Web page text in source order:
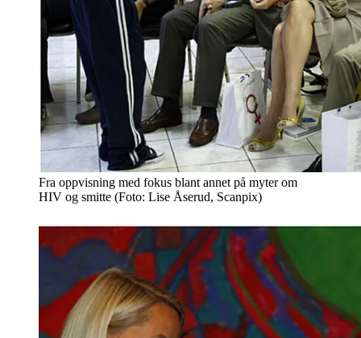
Fra oppvisning med fokus blant annet på myter om
HIV og smitte (Foto: Lise Åserud, Scanpix)